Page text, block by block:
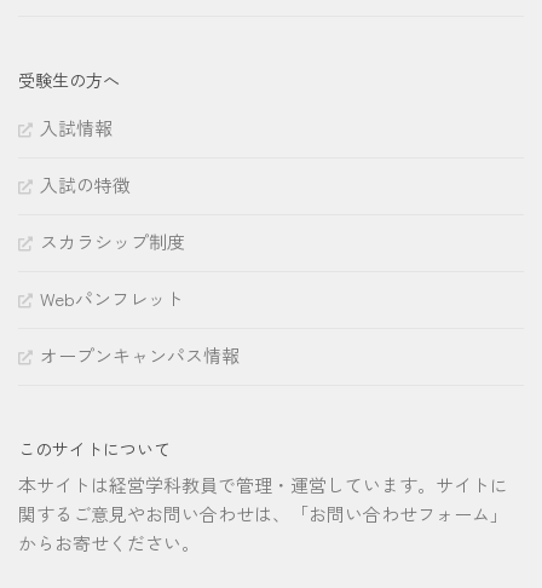
受験生の方へ
入試情報
入試の特徴
スカラシップ制度
Webパンフレット
オープンキャンパス情報
このサイトについて
本サイトは経営学科教員で管理・運営しています。サイトに
関するご意見やお問い合わせは、「お問い合わせフォーム」
からお寄せください。